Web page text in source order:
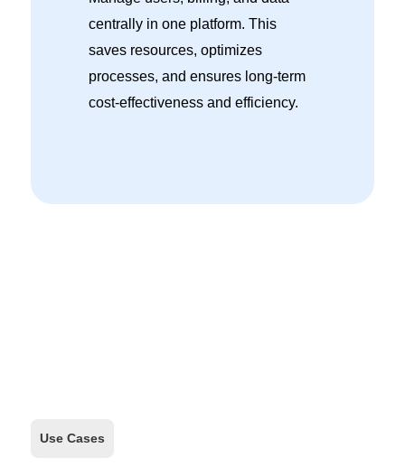
centrally in one platform. This
saves resources, optimizes
processes, and ensures long-term
cost-effectiveness and efficiency.
Use Cases